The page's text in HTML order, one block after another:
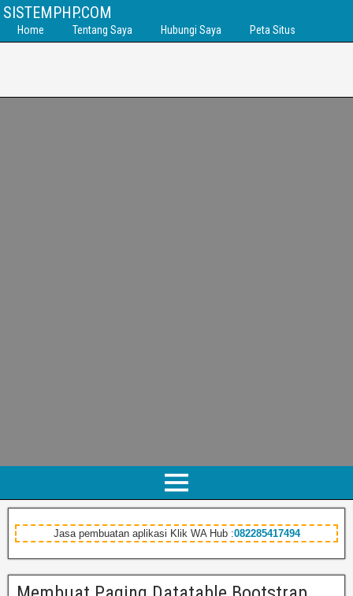
SISTEMPHP.COM
Home Tentang Saya Hubungi Saya Peta Situs
Jasa pembuatan aplikasi Klik WA Hub :082285417494